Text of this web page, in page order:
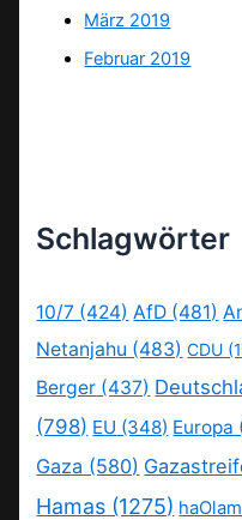
März 2019
Februar 2019
Schlagwörter
10/7 (424) AfD (481)
Netanjahu (483) CDU
Berger (437)
(798) EU (348) Europa
Gaza (580)
Hamas (1275)